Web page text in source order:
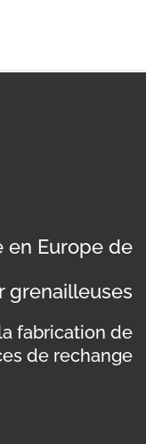
en Europe de
grenailleuses
fabrication de
de rechange